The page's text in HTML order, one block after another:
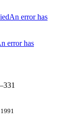
An error has
error has